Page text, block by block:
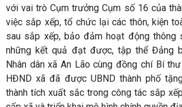
với vai trò Cụm trưởng Cụm số 16 của
việc sắp xếp, tổ chức lại các thôn, kiện
sau sắp xếp, bảo đảm hoạt động thông
những kết quả đạt được, tập thể Đảng
Nhân dân xã An Lão cùng đồng chí Bí
HĐND xã đã được UBND thành phố
thành tích xuất sắc trong công tác sắp